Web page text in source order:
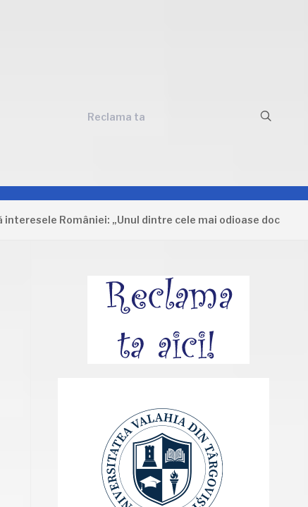
Reclama ta
României: „Unul dintre cele mai odioase documente care